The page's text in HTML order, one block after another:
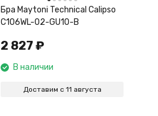
Бра Maytoni Technical Calipso
C106WL-02-GU10-B
2 827 ₽
В наличии
Доставим с 11 августа